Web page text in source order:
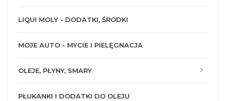
LIQUI MOLY - DODATKI, ŚRODKI
MOJE AUTO - MYCIE I PIELĘGNACJA
OLEJE, PŁYNY, SMARY
PŁUKANKI I DODATKI DO OLEJU